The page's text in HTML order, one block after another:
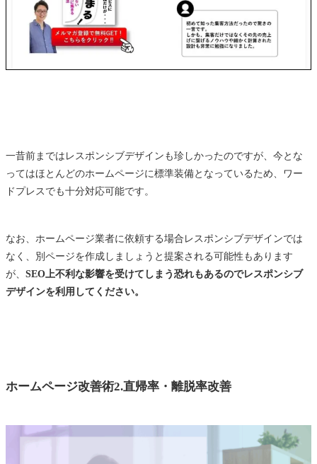
一昔前まではレスポンシブデザインも珍しかったのですが、今とな
ってはほとんどのホームページに標準装備となっているため、ワー
ドプレスでも十分対応可能です。
なお、ホームページ業者に依頼する場合レスポンシブデザインでは
なく、別ページを作成しましょうと提案される可能性もあります
が、 SEO上不利な影響を受けてしまう恐れもあるのでレスポンシブ
デザインを利用してください。
ホームページ改善術2.直帰率・離脱率改善